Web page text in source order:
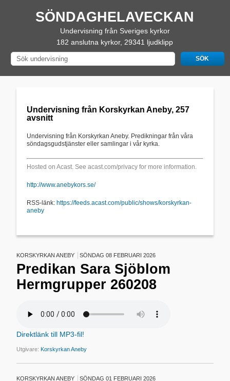
SÖNDAGHELAVECKAN
Undervisning från Sveriges kyrkor
182 anslutna kyrkor, 29341 ljudklipp
Undervisning från Korskyrkan Aneby, 257
avsnitt
Undervisning från Korskyrkan Aneby. Predikningar från våra
söndagsgudstjänster eller samlingar i vår kyrka.
Hosted on Acast. Seeacast.com/privacy for more information.
http://www.anebykors.se/
RSS-länk: https://feeds.acast.com/public/shows/korskyrkan-
aneby
KORSKYRKAN ANEBY SÖNDAG 08 FEBRUARI 2026
Predikan Sara Sjöblom
Hermgrupper 260208
Direktlänk till MP3-fil!
Utgivare:Korskyrkan Aneby
KORSKYRKAN ANEBY SÖNDAG 01 FEBRUARI 2026